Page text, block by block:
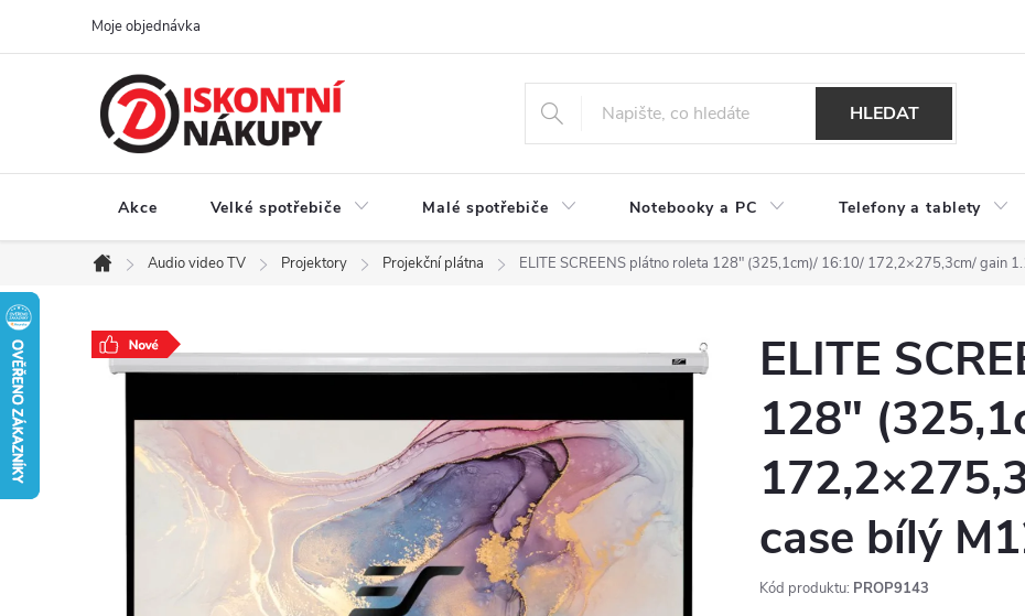
Moje objednávka
HLEDAT
Akce Velké spotřebiče Malé spotřebiče Notebooky a PC Telefony a tablety
Domů
Audio video TV Projektory Projekční plátna ELITE SCREENS plátno roleta 128" (325,1cm)/ 16:10/ 172,2×275,3cm/ gain
ELITE
128"
case bílý
Kód produktu: PROP9143